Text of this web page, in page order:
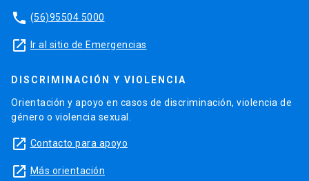
phone (56)95504 5000
launch Ir al sitio de Emergencias
DISCRIMINACIÓN Y VIOLENCIA
Orientación y apoyo en casos de discriminación, violencia de
género o violencia sexual.
launch Contacto para apoyo
launch Más orientación